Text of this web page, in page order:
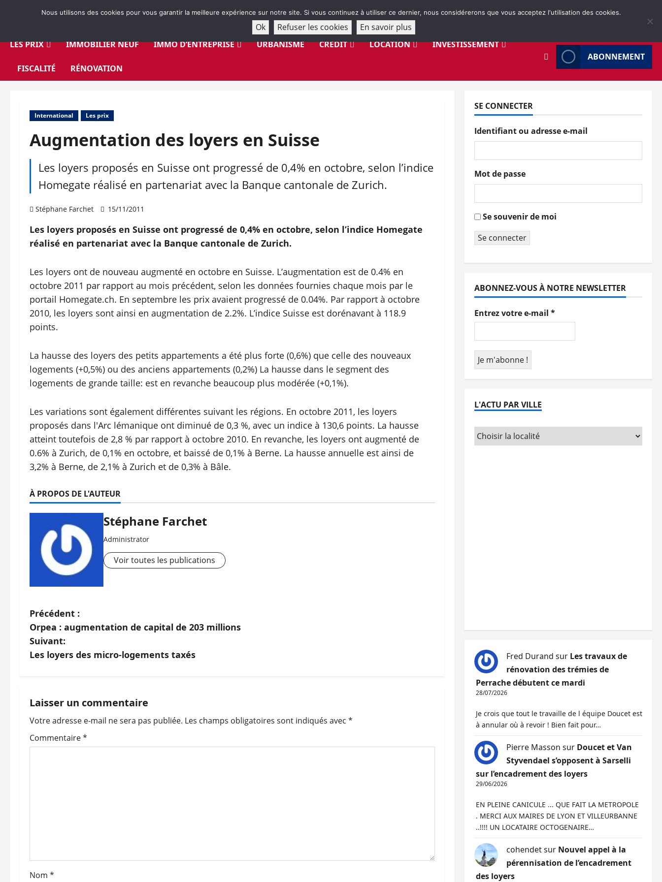
LES PRIX
IMMOBILIER NEUF IMMO D’ENTREPRISE URBANISME CRÉDIT LOCATION INVESTISSEMENT
FISCALITÉ RÉNOVATION
ABONNEMENT
International Les prix
Augmentation des loyers en Suisse
Les loyers proposés en Suisse ont progressé de 0,4% en octobre, selon l’indice
Homegate réalisé en partenariat avec la Banque cantonale de Zurich.
Stéphane Farchet 15/11/2011
Les loyers proposés en Suisse ont progressé de 0,4% en octobre, selon l’indice Homegate
réalisé en partenariat avec la Banque cantonale de Zurich.
Les loyers ont de nouveau augmenté en octobre en Suisse. L’augmentation est de 0.4% en
octobre 2011 par rapport au mois précédent, selon les données fournies chaque mois par le
portail Homegate.ch. En septembre les prix avaient progressé de 0.04%. Par rapport à octobre
2010, les loyers sont ainsi en augmentation de 2.2%. L’indice Suisse est dorénavant à 118.9
points.
La hausse des loyers des petits appartements a été plus forte (0,6%) que celle des nouveaux
logements (+0,5%) ou des anciens appartements (0,2%) La hausse dans le segment des
logements de grande taille: est en revanche beaucoup plus modérée (+0,1%).
Les variations sont également différentes suivant les régions. En octobre 2011, les loyers
proposés dans l'Arc lémanique ont diminué de 0,3 %, avec un indice à 130,6 points. La hausse
atteint toutefois de 2,8 % par rapport à octobre 2010. En revanche, les loyers ont augmenté de
0.6% à Zurich, de 0,1% en octobre, et baissé de 0,1% à Berne. La hausse annuelle est ainsi de
3,2% à Berne, de 2,1% à Zurich et de 0,3% à Bâle.
À PROPOS DE L'AUTEUR
Stéphane Farchet
Administrator
Voir toutes les publications
N
a
v
g
a
t
a
Précédent :
Orpea : augmentation de capital de 203 millions
Suivant:
Les loyers des micro-logements taxés
Laisser un commentaire
Votre adresse e-mail ne sera pas publiée. Les champs obligatoires sont indiqués avec *
Commentaire*
Nom *
SE CONNECTER
Identifiant ou adresse e-mail
Mot de passe
Se souvenir de moi
Se connecter
ABONNEZ-VOUS À NOTRE NEWSLETTER
Entrez votre e-mail *
L'ACTU PAR VILLE
Fred Durand sur Les travaux de
rénovation des trémies de
Perrache débutent ce mardi
28/07/2026
Je crois que tout le travaille de l équipe Doucet est
à annular où à revoir ! Bien fait pour…
Pierre Masson sur Doucet et Van
Styvendael s’opposent à Sarselli
sur l’encadrement des loyers
29/06/2026
EN PLEINE CANICULE ... QUE FAIT LA METROPOLE
. MERCI AUX MAIRES DE LYON ET VILLEURBANNE
..!!!! UN LOCATAIRE OCTOGENAIRE…
cohendetsur Nouvel appel à la
pérennisation de l’encadrement
des loyers
Nous utilisons des cookies pour vous garantir la meilleure expérience sur notre site. Si vous continuez à utiliser ce dernier, nous considérerons que vous acceptez l'utilisation des cookies.
Ok Refuser les cookies En savoir plus